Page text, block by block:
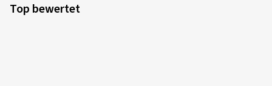
Top bewertet